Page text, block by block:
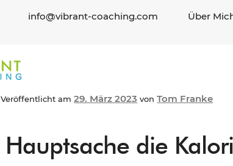
info@vibrant-coaching.com Über
Veröffentlicht am29. März 2023 vonTom Franke
Hauptsache die